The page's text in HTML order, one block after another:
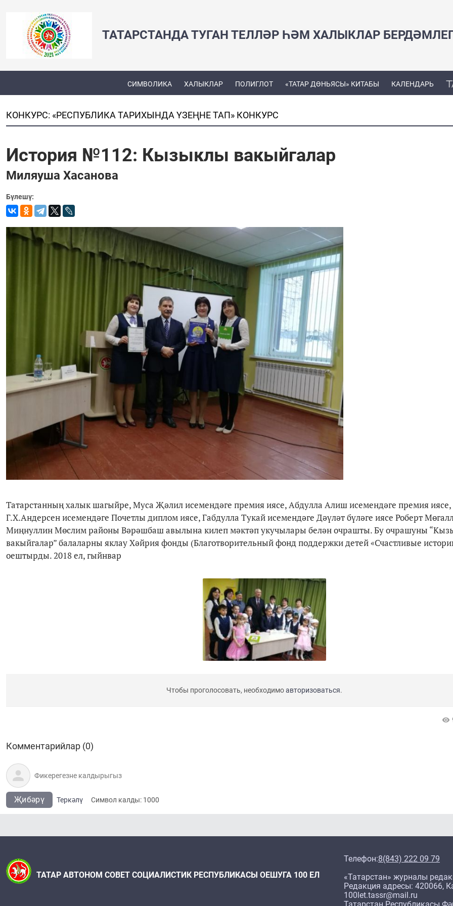
ТАТАРСТАНДА ТУГАН ТЕЛЛӘР ҺӘМ ХАЛЫКЛАР
СИМВОЛИКА ХАЛЫКЛАР ПОЛИГЛОТ «ТАТАР ДӨНЬЯСЫ» КИТАБЫ КАЛЕНДАРЬ
КОНКУРС: «РЕСПУБЛИКА ТАРИХЫНДА ҮЗЕҢНЕ ТАП» КОНКУРС
История №112: Кызыклы вакыйгалар
Миляуша Хасанова
Бүлешү:
Татарстанның халык шагыйре, Муса Җәлил исемендәге премия иясе, Абдулла Алиш исемендәге премия иясе,
Г.Х.Андерсен исемендәге Почетлы диплом иясе, Габдулла Тукай исемендәге Дәүләт бүләге иясе Роберт
Миңнуллин Мөслим районы Вәрәшбаш авылына килеп мәктәп укучылары белән очрашты. Бу очрашуны
вакыйгалар” балаларны яклау Хәйрия фонды (Благотворительный фонд поддержки детей «Счастливые
оештырды. 2018 ел, гыйнвар
Чтобы проголосовать, необходимоавторизоваться.
Комментарийлар (0)
Җибәрү Теркәлү Cимвол калды: 1000
ТАТАР АВТОНОМ СОВЕТ СОЦИАЛИСТИК РЕСПУБЛИКАСЫ ОЕШУГА 100 ЕЛ
Телефон:8(843) 222 09 79
«Татарстан» журналы
Редакция адресы: 420066,
100let.tassr@mail.ru